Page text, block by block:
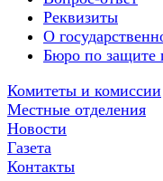
Реквизиты
О
Бюро по защите
Комитеты и комиссии
Местные отделения
Новости
Газета
Контакты